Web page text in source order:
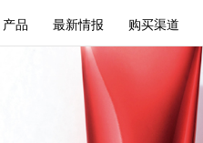
产品 最新情报 购买渠道